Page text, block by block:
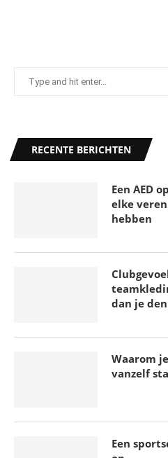
Het beste tennisracket
tricks
Grand
17 mei
US Open
Alles over
17 mei
Roland Garros –
17 mei
17 mei
Alles over
17 mei
De
17 mei
RECENTE BERICHTEN
Een AED
elke
hebben
dan je
Waarom
vanzelf
Een